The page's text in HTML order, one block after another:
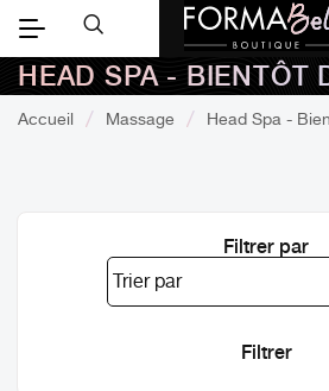
HEAD SPA - BIENTÔT
Accueil Massage Head Spa -
Filtrer par